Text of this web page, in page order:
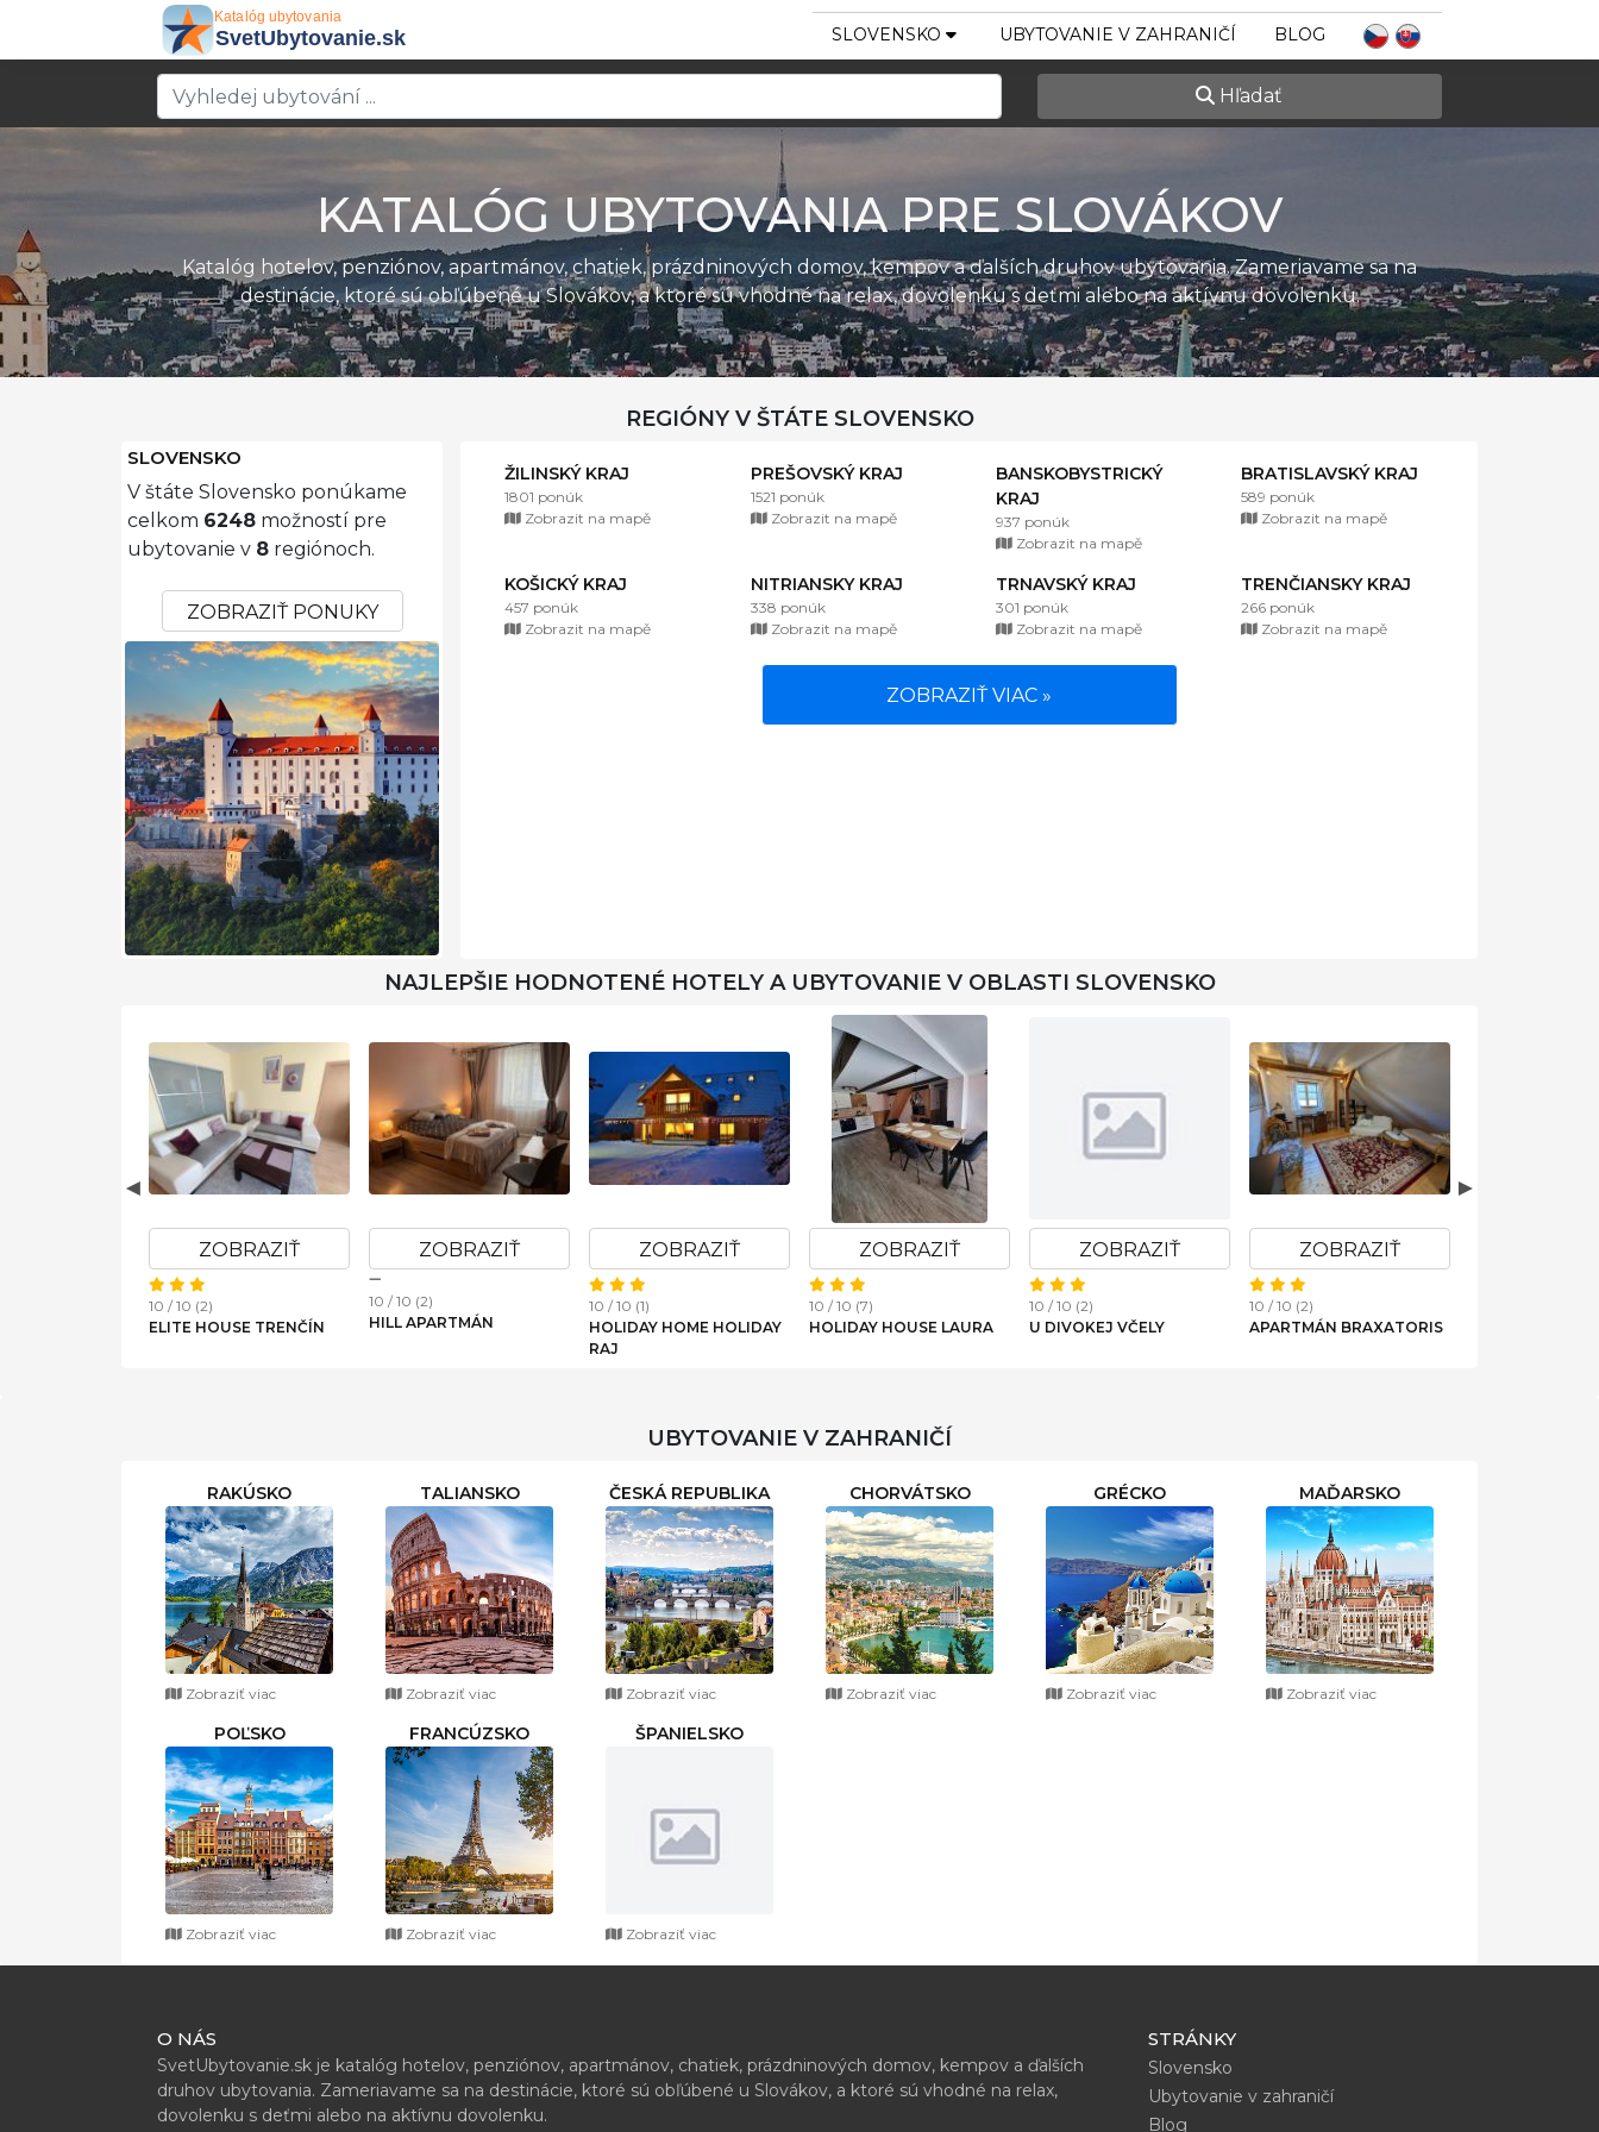
SLOVENSKO UBYTOVANIE V ZAHRANIČÍ BLOG
Hľadať
KATALÓG UBYTOVANIA PRE SLOVÁKOV
Katalóg hotelov, penziónov, apartmánov, chatiek, prázdninových domov, kempov a ďalších druhov ubytovania. Zameriavame sa na
destinácie, ktoré sú obľúbené u Slovákov, a ktoré sú vhodné na relax, dovolenku s deťmi alebo na aktívnu dovolenku.
REGIÓNY V ŠTÁTE SLOVENSKO
SLOVENSKO
V štáte Slovensko ponúkame
celkom 6248 možností pre
ubytovanie v 8 regiónoch.
ZOBRAZIŤ PONUKY
ŽILINSKÝ KRAJ
1801 ponúk
Zobrazit na mapě
PREŠOVSKÝ KRAJ
1521 ponúk
Zobrazit na mapě
BANSKOBYSTRICKÝ
KRAJ
937 ponúk
Zobrazit na mapě
BRATISLAVSKÝ KRAJ
589 ponúk
Zobrazit na mapě
KOŠICKÝ KRAJ
457 ponúk
Zobrazit na mapě
NITRIANSKY KRAJ
338 ponúk
Zobrazit na mapě
TRNAVSKÝ KRAJ
301 ponúk
Zobrazit na mapě
TRENČIANSKY KRAJ
266 ponúk
Zobrazit na mapě
ZOBRAZIŤ VIAC »
NAJLEPŠIE HODNOTENÉ HOTELY A UBYTOVANIE V OBLASTI SLOVENSKO
ZOBRAZIŤ
10 / 10 (2)
ELITE HOUSE TRENČÍN
ZOBRAZIŤ
10 / 10 (2)
HILL APARTMÁN
ZOBRAZIŤ
10 / 10 (1)
HOLIDAY HOME HOLIDAY
RAJ
ZOBRAZIŤ
10 / 10 (7)
HOLIDAY HOUSE LAURA
ZOBRAZIŤ
10 / 10 (2)
U DIVOKEJ VČELY
ZOBRAZIŤ
10 / 10 (2)
APARTMÁN BRAXATORIS
UBYTOVANIE V ZAHRANIČÍ
RAKÚSKO
Zobraziť viac
TALIANSKO
Zobraziť viac
ČESKÁ REPUBLIKA
Zobraziť viac
CHORVÁTSKO
Zobraziť viac
GRÉCKO
Zobraziť viac
MAĎARSKO
Zobraziť viac
POĽSKO
Zobraziť viac
FRANCÚZSKO
Zobraziť viac
ŠPANIELSKO
Zobraziť viac
O NÁS
SvetUbytovanie.sk je katalóg hotelov, penziónov, apartmánov, chatiek, prázdninových domov, kempov a ďalších
druhov ubytovania. Zameriavame sa na destinácie, ktoré sú obľúbené u Slovákov, a ktoré sú vhodné na relax,
dovolenku s deťmi alebo na aktívnu dovolenku.
STRÁNKY
Slovensko
Ubytovanie v zahraničí
Blog